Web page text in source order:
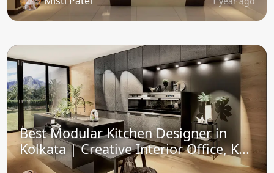
Best Modular Kitchen Designer in
Kolkata | Creative Interior Office, K...